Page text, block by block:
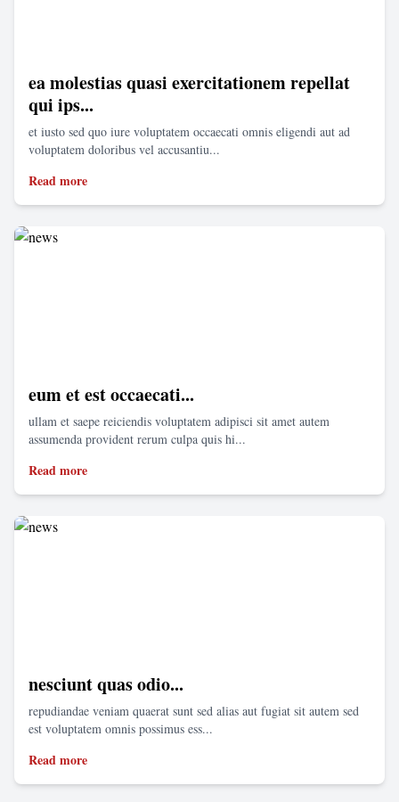
ea molestias quasi exercitationem repellat
qui ips...
et iusto sed quo iure voluptatem occaecati omnis eligendi aut ad
voluptatem doloribus vel accusantiu...
Read more
eum et est occaecati...
ullam et saepe reiciendis voluptatem adipisci sit amet autem
assumenda provident rerum culpa quis hi...
Read more
nesciunt quas odio...
repudiandae veniam quaerat sunt sed alias aut fugiat sit autem sed
est voluptatem omnis possimus ess...
Read more